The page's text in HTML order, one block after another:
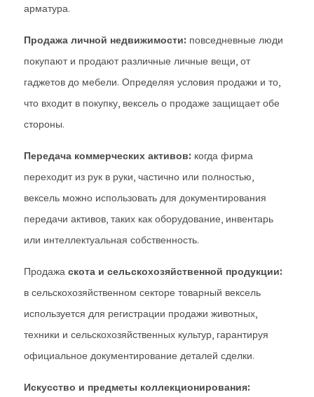
арматура.
Продажа личной недвижимости: повседневные люди
покупают и продают различные личные вещи, от
гаджетов до мебели. Определяя условия продажи и то,
что входит в покупку, вексель о продаже защищает обе
стороны.
Передача коммерческих активов: когда фирма
переходит из рук в руки, частично или полностью,
вексель можно использовать для документирования
передачи активов, таких как оборудование, инвентарь
или интеллектуальная собственность.
Продажа скота и сельскохозяйственной продукции:
в сельскохозяйственном секторе товарный вексель
используется для регистрации продажи животных,
техники и сельскохозяйственных культур, гарантируя
официальное документирование деталей сделки.
Искусство и предметы коллекционирования: